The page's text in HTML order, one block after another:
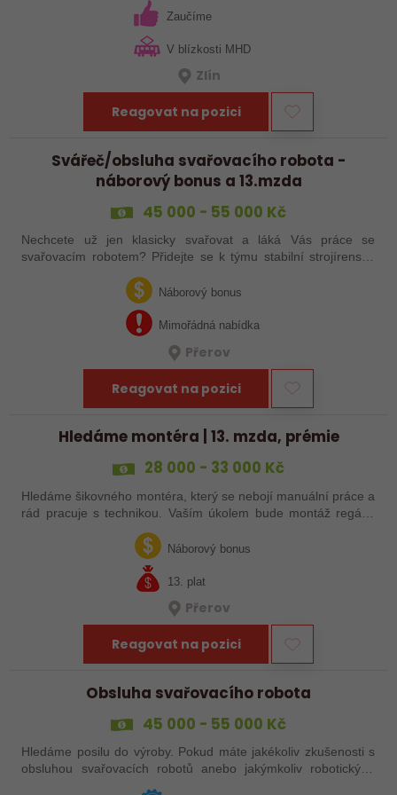
Zaučíme
V blízkosti MHD
Zlín
Reagovat na pozici
Svářeč/obsluha svařovacího robota -
náborový bonus a 13.mzda
45 000 - 55 000 Kč
Nechcete už jen klasicky svařovat a láká Vás práce se
svařovacím robotem? Přidejte se k týmu stabilní strojírenské
svařováním v moderní výrobě.…
Náborový bonus
Mimořádná nabídka
Přerov
Reagovat na pozici
Hledáme montéra | 13. mzda, prémie
28 000 - 33 000 Kč
Hledáme šikovného montéra, který se nebojí manuální práce a
rád pracuje s technikou. Vaším úkolem bude montáž regálů,
dopravníků a autonomních vozíků (VZV) podle výkresů.
Nabízíme stabilní práci u…Náborový bonus
13. plat
Přerov
Reagovat na pozici
Obsluha svařovacího robota
45 000 - 55 000 Kč
Hledáme posilu do výroby. Pokud máte jakékoliv zkušenosti s
obsluhou svařovacích robotů anebo jakýmkoliv robotickým,
strojním anebo i ručním svařováním, tak se nám neváhejte